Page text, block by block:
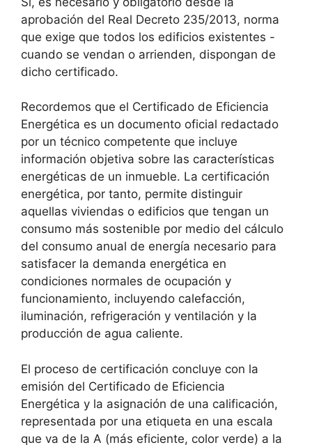
aprobación del Real Decreto 235/2013, norma
que exige que todos los edificios existentes -
cuando se vendan o arrienden, dispongan de
dicho certificado.
Recordemos que el Certificado de Eficiencia
Energética es un documento oficial redactado
por un técnico competente que incluye
información objetiva sobre las características
energéticas de un inmueble. La certificación
energética, por tanto, permite distinguir
aquellas viviendas o edificios que tengan un
consumo más sostenible por medio del cálculo
del consumo anual de energía necesario para
satisfacer la demanda energética en
condiciones normales de ocupación y
funcionamiento, incluyendo calefacción,
iluminación, refrigeración y ventilación y la
producción de agua caliente.
El proceso de certificación concluye con la
emisión del Certificado de Eficiencia
Energética y la asignación de una calificación,
representada por una etiqueta en una escala
que va de la A (más eficiente, color verde) a la